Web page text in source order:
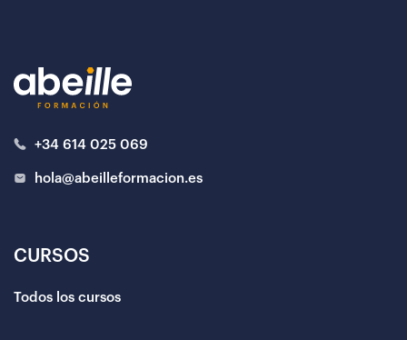
+34 614 025 069
hola@abeilleformacion.es
CURSOS
Todos los cursos